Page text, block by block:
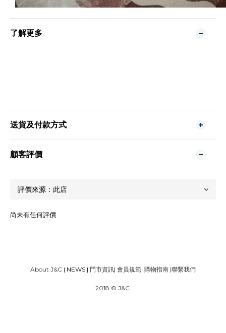
了解更多
送貨及付款方式
顧客評價
尚未有任何評價
About J&C | NEWS | 門市資訊| 會員規範| 購物指南 |聯繫我們
2018 © J&C